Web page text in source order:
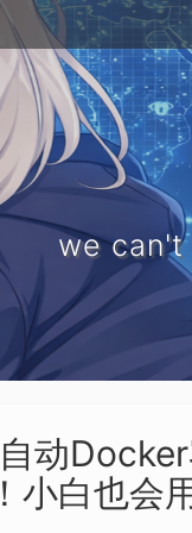
we can't
动
小白也会